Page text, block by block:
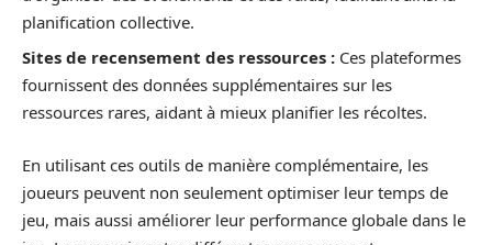
planification collective.
Sites de recensement des ressources : Ces plateformes
fournissent des données supplémentaires sur les
ressources rares, aidant à mieux planifier les récoltes.
En utilisant ces outils de manière complémentaire, les
joueurs peuvent non seulement optimiser leur temps de
jeu, mais aussi améliorer leur performance globale dans le